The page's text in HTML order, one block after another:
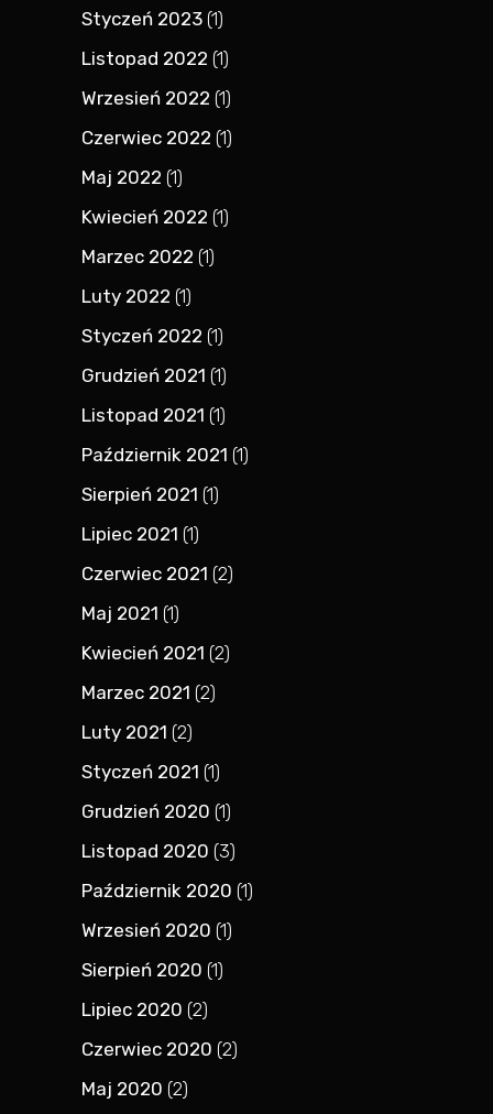
Styczeń 2023 (1)
Listopad 2022 (1)
Wrzesień 2022 (1)
Czerwiec 2022 (1)
Maj 2022 (1)
Kwiecień 2022 (1)
Marzec 2022 (1)
Luty 2022 (1)
Styczeń 2022 (1)
Grudzień 2021 (1)
Listopad 2021 (1)
Październik 2021 (1)
Sierpień 2021 (1)
Lipiec 2021 (1)
Czerwiec 2021 (2)
Maj 2021 (1)
Kwiecień 2021 (2)
Marzec 2021 (2)
Luty 2021 (2)
Styczeń 2021 (1)
Grudzień 2020 (1)
Listopad 2020 (3)
Październik 2020 (1)
Wrzesień 2020 (1)
Sierpień 2020 (1)
Lipiec 2020 (2)
Czerwiec 2020 (2)
Maj 2020 (2)